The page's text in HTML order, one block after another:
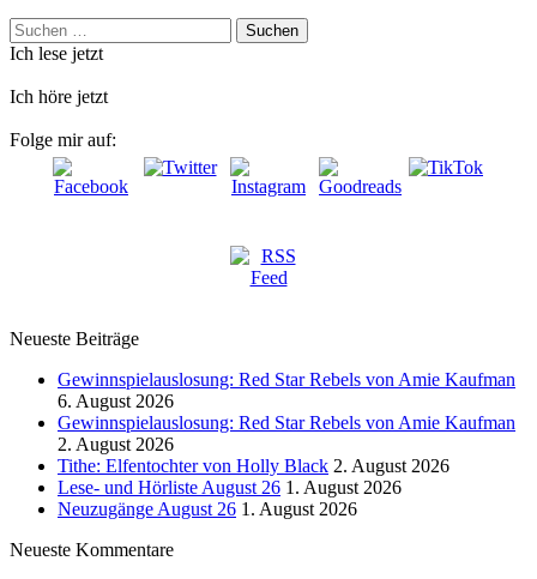
Suchen
nach:
Ich lese jetzt
Ich höre jetzt
Folge mir auf:
Neueste Beiträge
Gewinnspielauslosung: Red Star Rebels von Amie Kaufman
6. August 2026
Gewinnspielauslosung: Red Star Rebels von Amie Kaufman
2. August 2026
Tithe: Elfentochter von Holly Black 2. August 2026
Lese- und Hörliste August 26 1. August 2026
Neuzugänge August 26 1. August 2026
Neueste Kommentare